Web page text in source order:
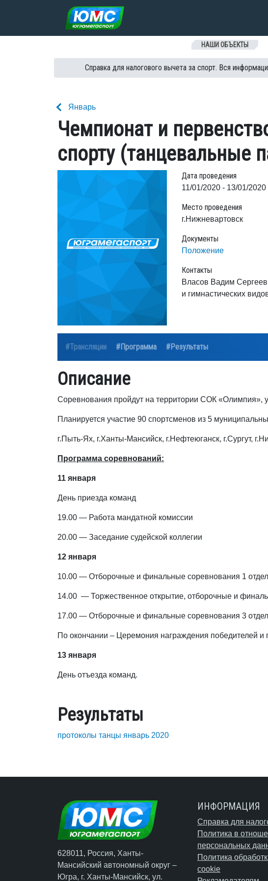
Перейти к содержанию
НАШИ ОБЪЕКТЫ
Справка для налогового вычета за спорт. Вся
Январь
Чемпионат и
спорту (танцевальные
Дата проведения
11/01/2020 - 13/01/2020
Место проведения
г.Нижневартовск
Документы
Положение
Контакты
Власов Вадим
и гимнастических
#Трансляции #Программа #Результаты
Описание
Соревнования пройдут на территории СОК «Олимпия»,
Планируется участие 90 спортсменов из 5
г.Пыть-Ях, г.Ханты-Мансийск, г.Нефтеюганск, г.Сургут,
Программа соревнований:
11 января
День приезда команд
19.00 — Работа мандатной комиссии
20.00 — Заседание судейской коллегии
12 января
10.00 — Отборочные и финальные соревнования 1
14.00 — Торжественное открытие, отборочные и
17.00 — Отборочные и финальные соревнования 3
По окончании – Церемония награждения победителей и
13 января
День отъезда команд.
Результаты
протоколы танцы январь 2020
628011, Россия, Ханты-
Мансийский автономный округ –
Югра, г. Ханты-Мансийск, ул.
ИНФОРМАЦИЯ
Справка для
Политика в
персональных
Политика
cookie